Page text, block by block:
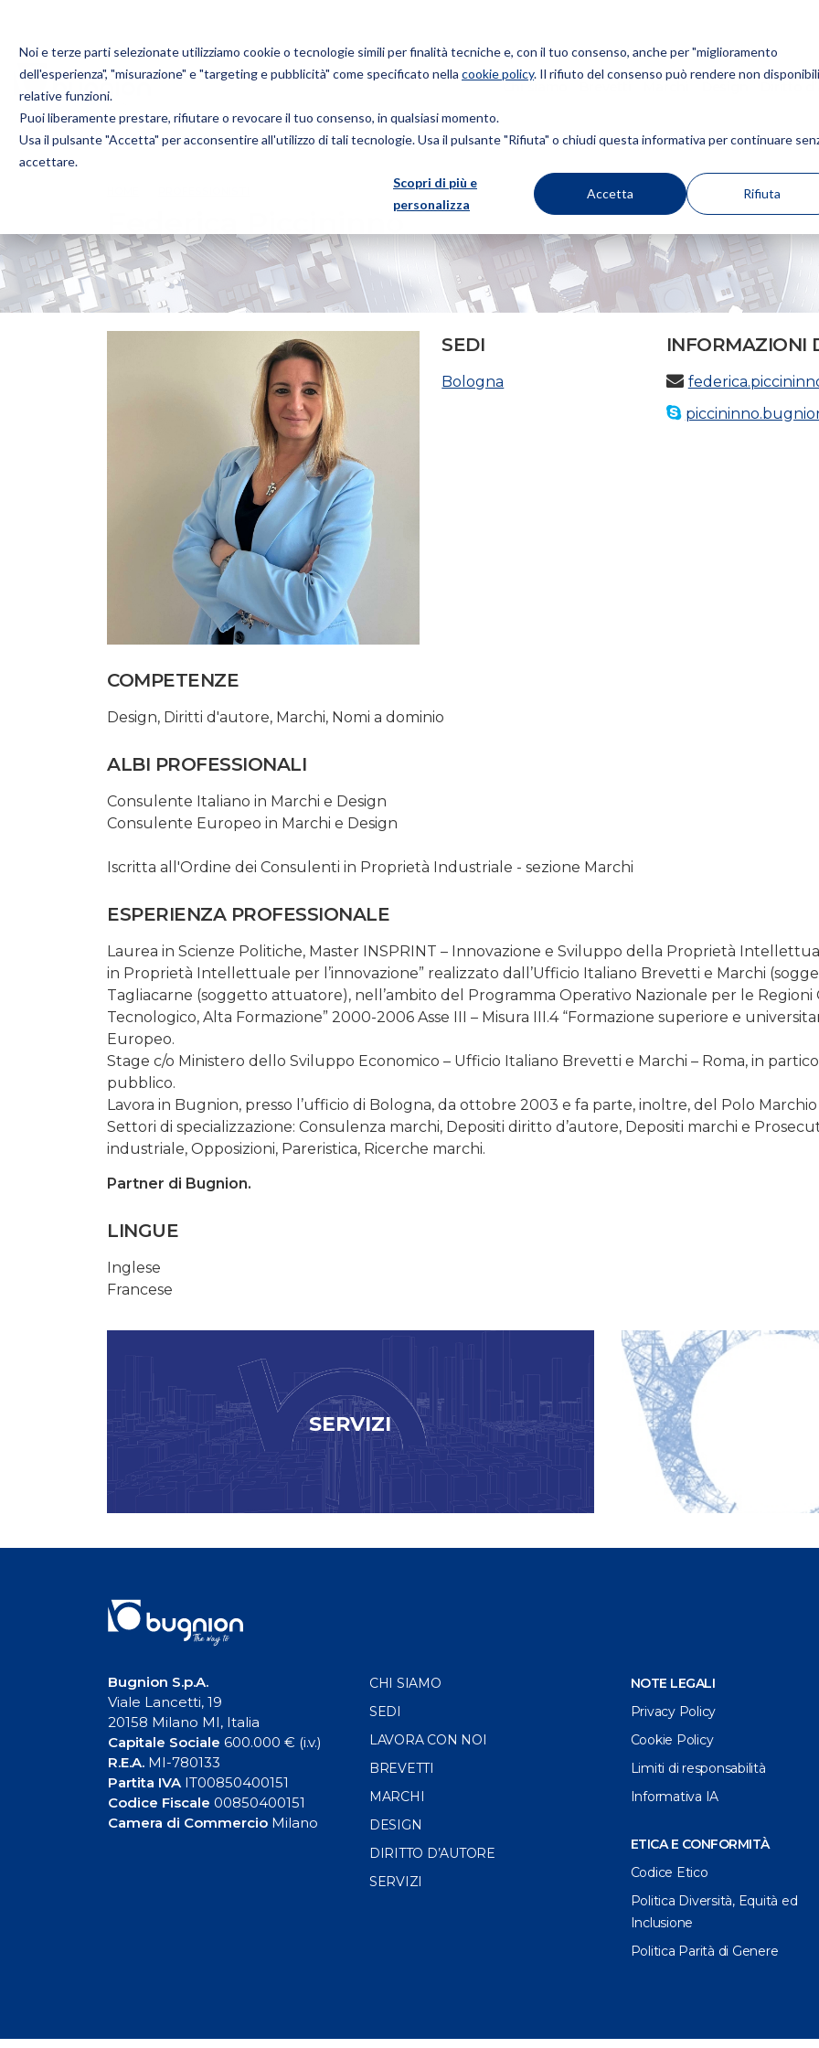
Noi e terze parti selezionate utilizziamo cookie o tecnologie simili per finalità tecniche e, con il tuo consenso, anche per "miglioramento
dell'esperienza", "misurazione" e "targeting e pubblicità" come specificato nella cookie policy. Il rifiuto del consenso può rendere non
relative funzioni.
Puoi liberamente prestare, rifiutare o revocare il tuo consenso, in qualsiasi momento.
Usa il pulsante "Accetta" per acconsentire all'utilizzo di tali tecnologie. Usa il pulsante "Rifiuta" o chiudi questa informativa per continuare
accettare.
Scopri di più e
personalizza
Accetta Rifiuta
Bugnion
The
Federica Piccininno
SEDI
Bologna
INFORMAZIONI
COMPETENZE
Design, Diritti d'autore, Marchi, Nomi a dominio
ALBI PROFESSIONALI
Consulente Italiano in Marchi e Design
Consulente Europeo in Marchi e Design
Iscritta all'Ordine dei Consulenti in Proprietà Industriale - sezione Marchi
ESPERIENZA PROFESSIONALE
Laurea in Scienze Politiche, Master INSPRINT – Innovazione e Sviluppo della Proprietà
in Proprietà Intellettuale per l’innovazione” realizzato dall’Ufficio Italiano Brevetti e Marchi
Tagliacarne (soggetto attuatore), nell’ambito del Programma Operativo Nazionale per le Regioni
Tecnologico, Alta Formazione” 2000-2006 Asse III – Misura III.4 “Formazione superiore e
Europeo.
Stage c/o Ministero dello Sviluppo Economico – Ufficio Italiano Brevetti e Marchi – Roma, in
pubblico.
Lavora in Bugnion, presso l’ufficio di Bologna, da ottobre 2003 e fa parte, inoltre, del Polo
Settori di specializzazione: Consulenza marchi, Depositi diritto d’autore, Depositi marchi e
industriale, Opposizioni, Pareristica, Ricerche marchi.
Partner di Bugnion.
LINGUE
Inglese
Francese
SERVIZI
Bugnion S.p.A.
Viale Lancetti, 19
20158 Milano MI, Italia
Capitale Sociale 600.000 € (i.v.)
R.E.A. MI-780133
Partita IVAIT00850400151
Codice Fiscale 00850400151
Camera di Commercio Milano
CHI SIAMO
SEDI
LAVORA CON NOI
BREVETTI
MARCHI
DESIGN
DIRITTO D’AUTORE
SERVIZI
NOTE LEGALI
Privacy Policy
Cookie Policy
Limiti di responsabilità
Informativa IA
ETICA E CONFORMITÀ
Codice Etico
Politica Diversità, Equità ed
Inclusione
Politica Parità di Genere